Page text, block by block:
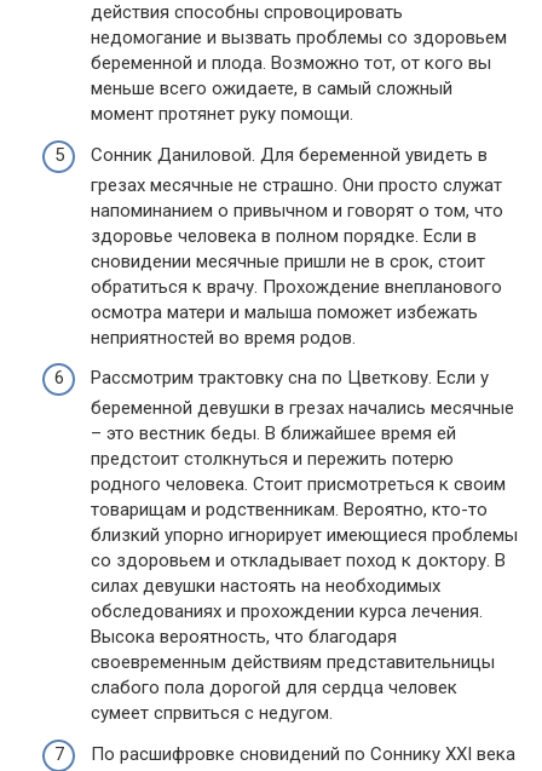
действия способны спровоцировать
недомогание и вызвать проблемы со здоровьем
беременной и плода. Возможно тот, от кого вы
меньше всего ожидаете, в самый сложный
момент протянет руку помощи.
Сонник Даниловой. Для беременной увидеть в
грезах месячные не страшно. Они просто служат
напоминанием о привычном и говорят о том, что
здоровье человека в полном порядке. Если в
сновидении месячные пришли не в срок, стоит
обратиться к врачу. Прохождение внепланового
осмотра матери и малыша поможет избежать
неприятностей во время родов.
Рассмотрим трактовку сна по Цветкову. Если у
беременной девушки в грезах начались месячные
– это вестник беды. В ближайшее время ей
предстоит столкнуться и пережить потерю
родного человека. Стоит присмотреться к своим
товарищам и родственникам. Вероятно, кто-то
близкий упорно игнорирует имеющиеся проблемы
со здоровьем и откладывает поход к доктору. В
силах девушки настоять на необходимых
обследованиях и прохождении курса лечения.
Высока вероятность, что благодаря
своевременным действиям представительницы
слабого пола дорогой для сердца человек
сумеет спрвиться с недугом.
По расшифровке сновидений по Соннику XXI века